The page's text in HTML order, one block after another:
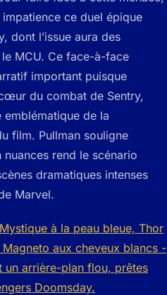
ce duel épique
dont l’issue aura des
MCU. Ce face-à-face
important puisque
du combat de Sentry,
de la
film. Pullman souligne
rend le scénario
dramatiques intenses
Marvel.